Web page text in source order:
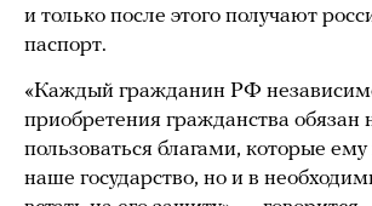
и только после этого получают
паспорт.
«Каждый гражданин РФ
приобретения гражданства обязан
пользоваться благами, которые ему
наше государство, но и в